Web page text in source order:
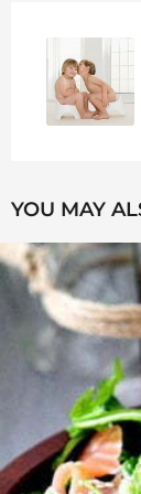
YOU MAY